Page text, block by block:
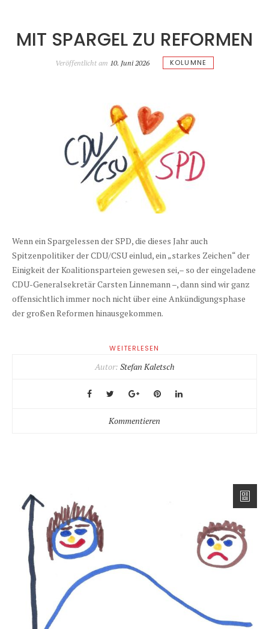
MIT SPARGEL ZU REFORMEN
Veröffentlicht am 10. Juni 2026 KOLUMNE
Wenn ein Spargelessen der SPD, die dieses Jahr auch
Spitzenpolitiker der CDU/CSU einlud, ein „starkes Zeichen“ der
Einigkeit der Koalitionsparteien gewesen sei,– so der eingeladene
CDU-Generalsekretär Carsten Linnemann –, dann sind wir ganz
offensichtlich immer noch nicht über eine Ankündigungsphase
der großen Reformen hinausgekommen.
WEITERLESEN
Autor: Stefan Kaletsch
Kommentieren